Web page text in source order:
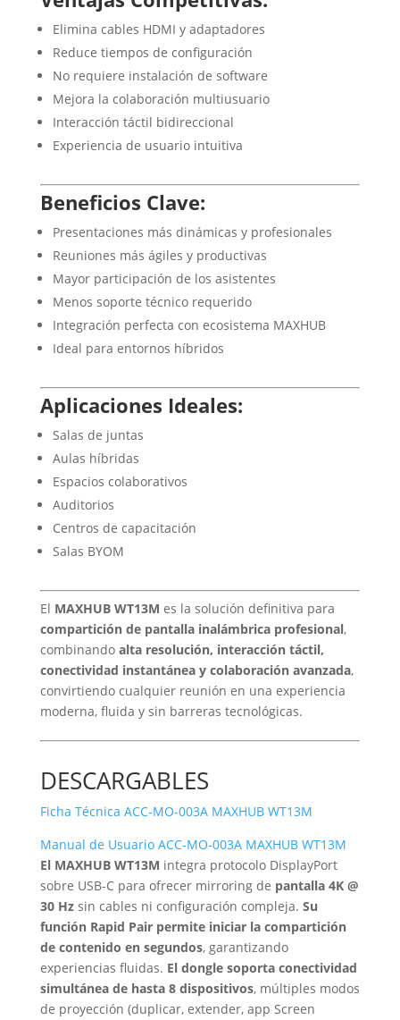
Elimina cables HDMI y adaptadores
Reduce tiempos de configuración
No requiere instalación de software
Mejora la colaboración multiusuario
Interacción táctil bidireccional
Experiencia de usuario intuitiva
Beneficios Clave:
Presentaciones más dinámicas y profesionales
Reuniones más ágiles y productivas
Mayor participación de los asistentes
Menos soporte técnico requerido
Integración perfecta con ecosistema MAXHUB
Ideal para entornos híbridos
Aplicaciones Ideales:
Salas de juntas
Aulas híbridas
Espacios colaborativos
Auditorios
Centros de capacitación
Salas BYOM
El MAXHUB WT13M es la solución definitiva para
compartición de pantalla inalámbrica profesional,
combinando alta resolución, interacción táctil,
conectividad instantánea y colaboración avanzada,
convirtiendo cualquier reunión en una experiencia
moderna, fluida y sin barreras tecnológicas.
DESCARGABLES
Ficha Técnica ACC-MO-003A MAXHUB WT13M
Manual de Usuario ACC-MO-003A MAXHUB WT13M
El MAXHUB WT13M integra protocolo DisplayPort
sobre USB-C para ofrecer mirroring de pantalla 4K @
30 Hzsin cables ni configuración compleja. Su
función Rapid Pair permite iniciar la compartición
de contenido en segundos, garantizando
experiencias fluidas. El dongle soporta conectividad
simultánea de hasta 8 dispositivos, múltiples modos
de proyección (duplicar, extender, app Screen